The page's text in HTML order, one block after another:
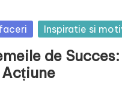
Inspiratie si
de